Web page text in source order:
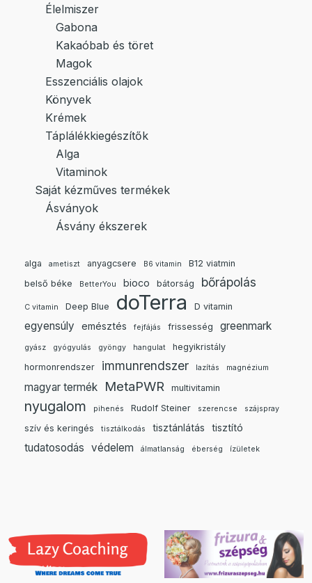
Élelmiszer
Gabona
Kakaóbab és töret
Magok
Esszenciális olajok
Könyvek
Krémek
Táplálékkiegészítők
Alga
Vitaminok
Saját kézműves termékek
Ásványok
Ásvány ékszerek
alga ametiszt anyagcsere B6 vitamin
B12 viatmin
belső béke
BetterYou bioco bátorság bőrápolás
C vitamin Deep Blue doTerra D vitamin
egyensúly emésztés fejfájás frissesség greenmark
gyász gyógyulás gyöngy hangulat
hegyikristály
hormonrendszer
immunrendszer lazítás magnézium
magyar termék MetaPWR multivitamin
nyugalom pihenés Rudolf Steiner szerencse szájspray
szív és keringés tisztálkodás tisztánlátás tisztító
tudatosodás védelem álmatlanság éberség ízületek